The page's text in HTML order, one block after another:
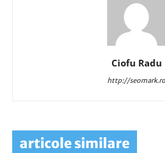
Ciofu Radu
http://seomark.ro
articole similare